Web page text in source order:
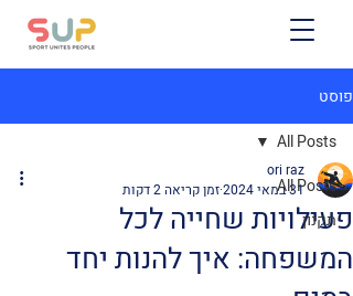
פוסט
All Posts
תקנון
All Posts
פעילויות שחייה לכל
המשפחה: איך להנות יחד
ori raz
31 במאי 2024
זמן קריאה 2 דקות